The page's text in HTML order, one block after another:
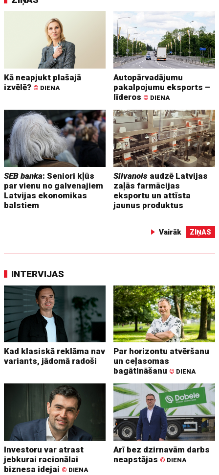
Kā neapjukt plašajā
izvēlē? © DIENA
Autopārvadājumu
pakalpojumu eksports –
līderos © DIENA
SEB banka: Seniori kļūs
par vienu no galvenajiem
Latvijas ekonomikas
balstiem
Silvanols audzē Latvijas
zaļās farmācijas
eksportu un attīsta
jaunus produktus
Vairāk ZIŅAS
INTERVIJAS
Kad klasiskā reklāma nav
variants, jādomā radoši
Par horizontu atvēršanu
un ceļasomas
bagātināšanu © DIENA
Investoru var atrast
jebkurai racionālai
biznesa idejai © DIENA
Arī bez dzirnavām darbs
neapstājas © DIENA